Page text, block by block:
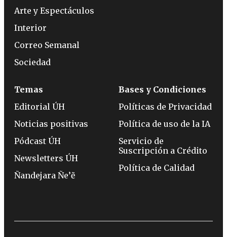
Arte y Espectáculos
Interior
Correo Semanal
Sociedad
Temas
Editorial ÚH
Noticias positivas
Pódcast ÚH
Newsletters ÚH
Ñandejara Ñe’ẽ
Bases y Condiciones
Políticas de Privacidad
Política de uso de la IA
Servicio de
Suscripción a Crédito
Política de Calidad